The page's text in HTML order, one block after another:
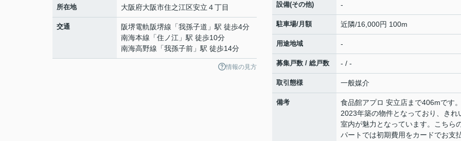
所在地 大阪府大阪市住之江区安立 ４丁目
交通 阪堺電軌阪堺線 「我孫子道 」駅 徒歩4分
南海本線 「住ノ江 」駅 徒歩10分
南海高野線 「我孫子前 」駅 徒歩14分
情報の見方
設備(その他) -
駐車場/月額 近隣/16,000円 100m
用途地域 -
募集戸数 / 総戸数 - / -
取引態様 一般媒介
備考
食品館アプロ 安立店まで406mです
2023年築の物件となっており、きれ
室内が魅力となっています。こちら
パートでは初期費用をカードでお支